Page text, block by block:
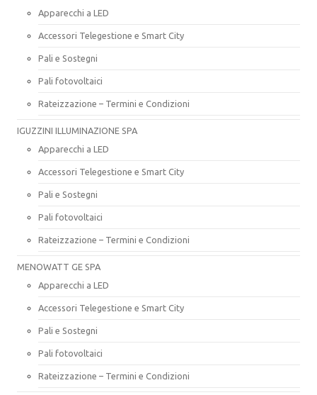
Apparecchi a LED
Accessori Telegestione e Smart City
Pali e Sostegni
Pali fotovoltaici
Rateizzazione – Termini e Condizioni
IGUZZINI ILLUMINAZIONE SPA
Apparecchi a LED
Accessori Telegestione e Smart City
Pali e Sostegni
Pali fotovoltaici
Rateizzazione – Termini e Condizioni
MENOWATT GE SPA
Apparecchi a LED
Accessori Telegestione e Smart City
Pali e Sostegni
Pali fotovoltaici
Rateizzazione – Termini e Condizioni